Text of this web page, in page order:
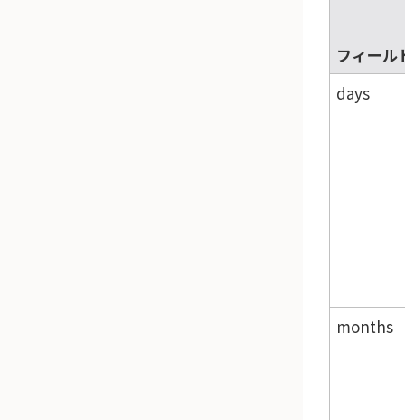
フィール
days
months